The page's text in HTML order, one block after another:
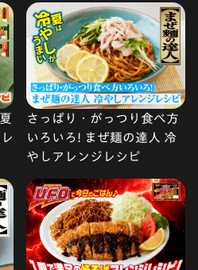
さっぱり・がっつり食べ方
いろいろ! まぜ麺の達人 冷
やしアレンジレシピ